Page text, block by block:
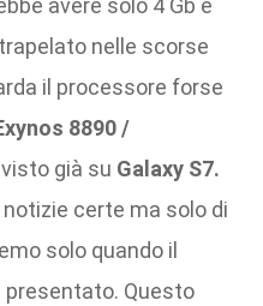
avere solo 4 Gb e
nelle scorse
il processore forse
8890 /
visto già su Galaxy S7.
certe ma solo di
solo quando il
Questo